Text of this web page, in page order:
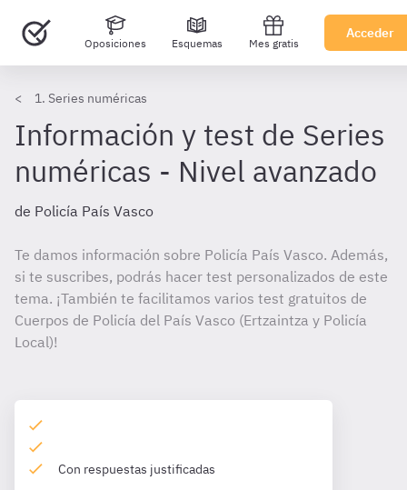
Oposiciones Esquemas Mes gratis
Acceder
1. Series numéricas
Información y test de Series
numéricas - Nivel avanzado
de Policía País Vasco
Te damos información sobre Policía País Vasco. Además,
si te suscribes, podrás hacer test personalizados de este
tema. ¡También te facilitamos varios test gratuitos de
Cuerpos de Policía del País Vasco (Ertzaintza y Policía
Local)!
Con respuestas justificadas